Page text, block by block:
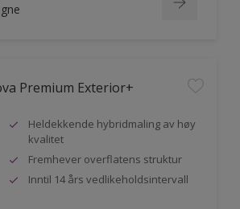
Premium Exterior+
Heldekkende hybridmaling av høy
kvalitet
Fremhever overflatens struktur
Inntil 14 års vedlikeholdsintervall